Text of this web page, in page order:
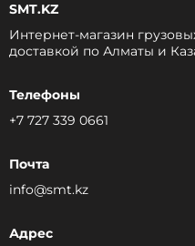
SMT.KZ
Интернет-магазин
доставкой по Алматы и
Телефоны
+7 727 339 0661
Почта
info@smt.kz
Адрес